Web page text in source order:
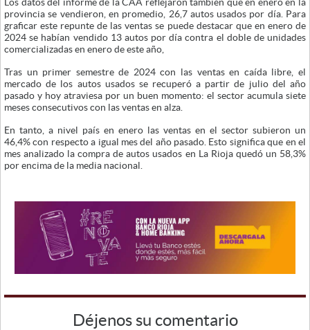
provincia se vendieron, en promedio, 26,7 autos usados por día. Para
graficar este repunte de las ventas se puede destacar que en enero de
2024 se habían vendido 13 autos por día contra el doble de unidades
comercializadas en enero de este año,
Tras un primer semestre de 2024 con las ventas en caída libre, el
mercado de los autos usados se recuperó a partir de julio del año
pasado y hoy atraviesa por un buen momento: el sector acumula siete
meses consecutivos con las ventas en alza.
En tanto, a nivel país en enero las ventas en el sector subieron un
46,4% con respecto a igual mes del año pasado. Esto significa que en el
mes analizado la compra de autos usados en La Rioja quedó un 58,3%
por encima de la media nacional.
Déjenos su comentario